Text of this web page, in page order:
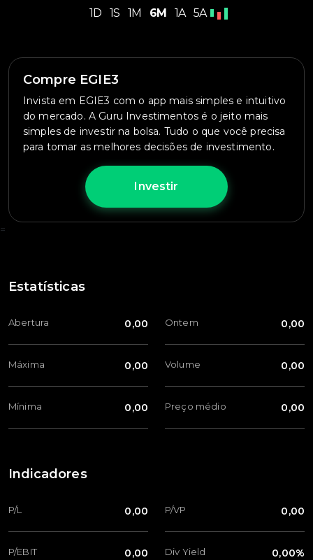
1D 1S 1M 6M 1A 5A
Compre EGIE3
Invista em EGIE3 com o app mais simples e intuitivo
do mercado. A Guru Investimentos é o jeito mais
simples de investir na bolsa. Tudo o que você precisa
para tomar as melhores decisões de investimento.
Investir
=
Estatísticas
Abertura 0,00
Máxima 0,00
Mínima 0,00
Ontem 0,00
Volume 0,00
Preço médio 0,00
Indicadores
P/L 0,00
P/EBIT 0,00
P/VP 0,00
Div Yield 0,00%